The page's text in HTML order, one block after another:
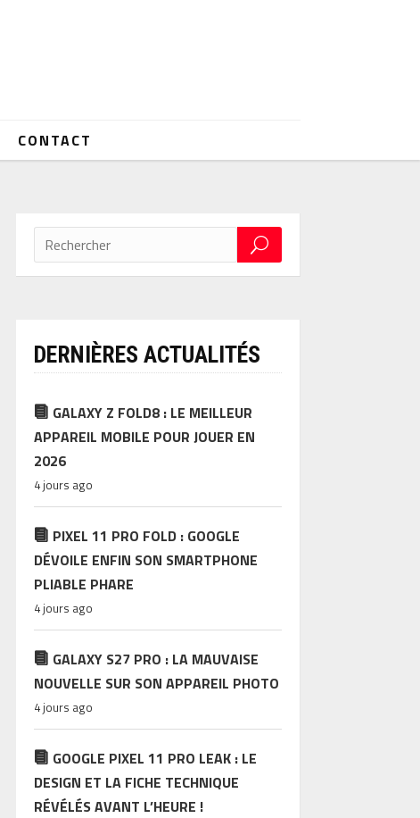
CONTACT
DERNIÈRES ACTUALITÉS
GALAXY Z FOLD8 : LE MEILLEUR
APPAREIL MOBILE POUR JOUER EN
2026
4 jours ago
PIXEL 11 PRO FOLD : GOOGLE
DÉVOILE ENFIN SON SMARTPHONE
PLIABLE PHARE
4 jours ago
GALAXY S27 PRO : LA MAUVAISE
NOUVELLE SUR SON APPAREIL PHOTO
4 jours ago
GOOGLE PIXEL 11 PRO LEAK : LE
DESIGN ET LA FICHE TECHNIQUE
RÉVÉLÉS AVANT L’HEURE !